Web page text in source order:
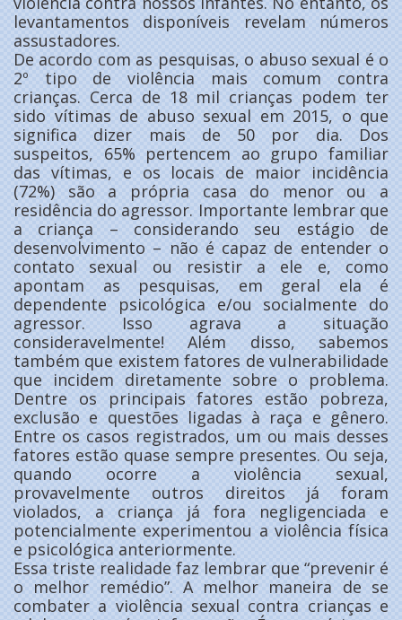
levantamentos disponíveis revelam números
assustadores.
De acordo com as pesquisas, o abuso sexual é o
2º tipo de violência mais comum contra
crianças. Cerca de 18 mil crianças podem ter
sido vítimas de abuso sexual em 2015, o que
significa dizer mais de 50 por dia. Dos
suspeitos, 65% pertencem ao grupo familiar
das vítimas, e os locais de maior incidência
(72%) são a própria casa do menor ou a
residência do agressor. Importante lembrar que
a criança – considerando seu estágio de
desenvolvimento – não é capaz de entender o
contato sexual ou resistir a ele e, como
apontam as pesquisas, em geral ela é
dependente psicológica e/ou socialmente do
agressor. Isso agrava a situação
consideravelmente! Além disso, sabemos
também que existem fatores de vulnerabilidade
que incidem diretamente sobre o problema.
Dentre os principais fatores estão pobreza,
exclusão e questões ligadas à raça e gênero.
Entre os casos registrados, um ou mais desses
fatores estão quase sempre presentes. Ou seja,
quando ocorre a violência sexual,
provavelmente outros direitos já foram
violados, a criança já fora negligenciada e
potencialmente experimentou a violência física
e psicológica anteriormente.
Essa triste realidade faz lembrar que “prevenir é
o melhor remédio”. A melhor maneira de se
combater a violência sexual contra crianças e